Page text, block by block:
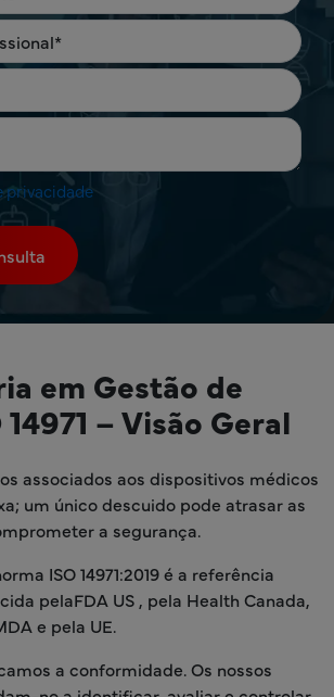
privacidade
em Gestão de
– Visão Geral
associados aos dispositivos médicos
um único descuido pode atrasar as
a segurança.
ISO 14971:2019 é a referência
pelaFDA US , pela Health Canada,
e pela UE.
a conformidade. Os nossos